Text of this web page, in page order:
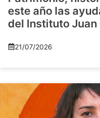
este año las
del Instituto
21/07/2026